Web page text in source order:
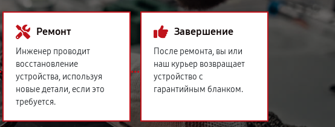
Ремонт
Инженер проводит
восстановление
устройства, используя
новые детали, если это
требуется.
Завершение
После ремонта, вы или
наш курьер возвращает
устройство с
гарантийным бланком.